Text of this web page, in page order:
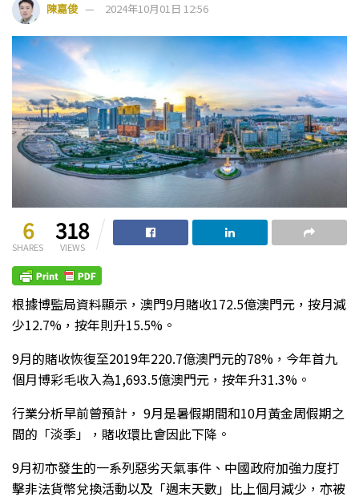
陳嘉俊 2024年10月01日 12:56
6
SHARES
318
VIEWS
根據博監局資料顯示，澳門9月賭收172.5億澳門元，按月減
少12.7%，按年則升15.5%。
9月的賭收恢復至2019年220.7億澳門元的78%，今年首九
個月博彩毛收入為1,693.5億澳門元，按年升31.3%。
行業分析早前曾預計， 9月是暑假期間和10月黃金周假期之
間的「淡季」，賭收環比會因此下降。
9月初亦發生的一系列惡劣天氣事件、中國政府加強力度打
擊非法貨幣兌換活動以及「週末天數」比上個月減少，亦被